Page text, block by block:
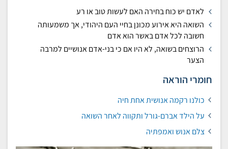
לאדם יש כוח בחירה האם לעשות טוב או רע
השואה היא אירוע מכונן בחיי העם היהודי, אך משמעותה
חשובה לכל אדם באשר הוא אדם
הרוצחים בשואה, לא היו אם כי בני-אדם אנושיים למרבה
הצער
חומרי הוראה
כולנו רקמה אנושית אחת חיה
על הילד אברם-גורל ותקווה לאחר השואה
צלם אנוש ואמפתיה